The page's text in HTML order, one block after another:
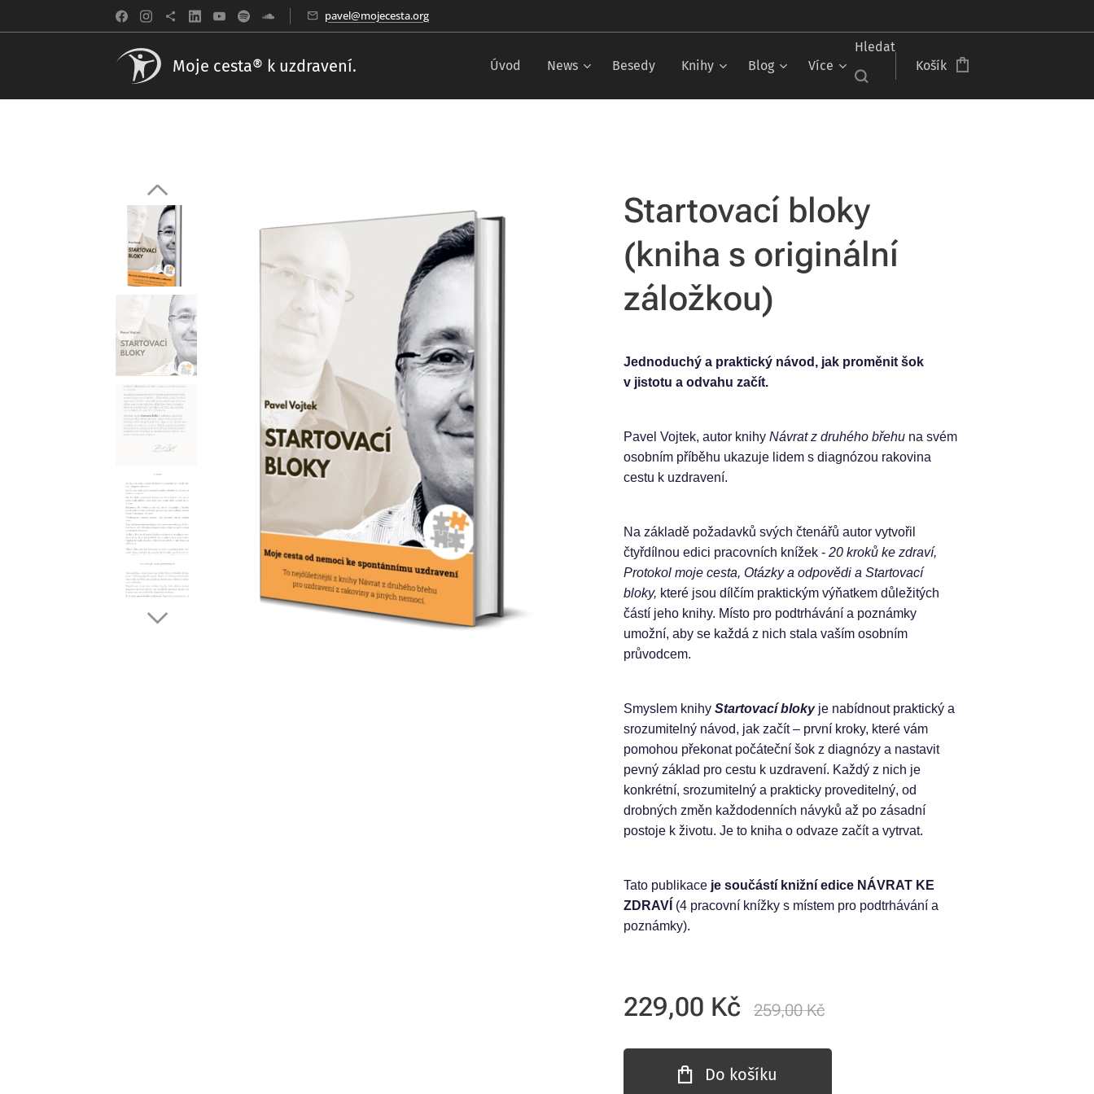
pavel@mojecesta.org
Moje cesta® k uzdravení. Úvod News Besedy Knihy Blog Více
Hledat
Košík
Startovací bloky
(kniha s originální
záložkou)
Jednoduchý a praktický návod, jak proměnit šok
v jistotu a odvahu začít.
Pavel Vojtek, autor knihyNávrat z druhého břehu na svém
osobním příběhu ukazuje lidem s diagnózou rakovina
cestu k uzdravení.
Na základě požadavků svých čtenářů autor vytvořil
čtyřdílnou edici pracovních knížek -20 kroků ke zdraví,
Protokol moje cesta, Otázky a odpovědi a Startovací
bloky, které jsou dílčím praktickým výňatkem důležitých
částí jeho knihy. Místo pro podtrhávání a poznámky
umožní, aby se každá z nich stala vaším osobním
průvodcem.
Smyslem knihyStartovací blokyje nabídnout praktický a
srozumitelný návod, jak začít – první kroky, které vám
pomohou překonat počáteční šok z diagnózy a nastavit
pevný základ pro cestu k uzdravení. Každý z nich je
konkrétní, srozumitelný a prakticky proveditelný, od
drobných změn každodenních návyků až po zásadní
postoje k životu. Je to kniha o odvaze začít a vytrvat.
Tato publikace je součástí knižní edice NÁVRAT KE
ZDRAVÍ (4 pracovní knížky s místem pro podtrhávání a
poznámky).
229,00 Kč 259,00Kč
Do košíku